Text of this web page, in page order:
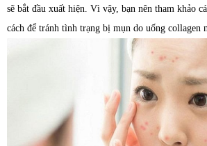
sẽ bắt đầu xuất hiện. Vì vậy, bạn nên tham khảo
cách để tránh tình trạng bị mụn do uống collagen